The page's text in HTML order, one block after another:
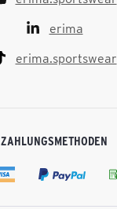
erima
erima.sportswear
ZAHLUNGSMETHODEN